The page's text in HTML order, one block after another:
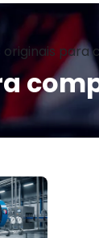
originais para